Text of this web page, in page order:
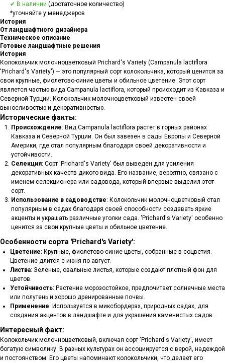
✔ В наличии (достаточное количество)
*уточняйте у менеджеров
История
От ландшафтного дизайнера
Техническое описание
Готовые ландшафтные решения
История
Колокольчик молочноцветковый Prichard's Variety (Campanula lactiflora
'Prichard's Variety') — это популярный сорт колокольчика, который ценится за
свои крупные, фиолетово-синие цветы и обильное цветение. Этот сорт
является частью вида Campanula lactiflora, который происходит из Кавказа и
Северной Турции. Колокольчик молочноцветковый известен своей
выносливостью и декоративностью.
Исторические факты:
Происхождение: Вид Campanula lactiflora растет в горных районах
Кавказа и Северной Турции. Он был завезен в сады Европы и Северной
Америки, где стал популярным благодаря своей декоративности и
устойчивости.
Селекция: Сорт 'Prichard's Variety' был выведен для усиления
декоративных качеств дикого вида. Его название, вероятно, связано с
именем селекционера или садовода, который впервые выделил этот
сорт.
Использование в садоводстве: Колокольчик молочноцветковый стал
популярным в садах благодаря своей способности создавать яркие
акценты и украшать различные уголки сада. 'Prichard's Variety' особенно
ценится за свои крупные цветы и обильное цветение.
Особенности сорта 'Prichard's Variety':
Цветение: Крупные, фиолетово-синие цветы, собранные в соцветия.
Цветение длится с июня по август.
Листва: Зеленые, овальные листья, которые создают плотный фон для
цветов.
Устойчивость: Растение морозостойкое, предпочитает солнечные места
или полутень и хорошо дренированные почвы.
Применение: Используется в миксбордерах, природных садах, для
создания акцентов в ландшафте и для украшения каменистых садов.
Интересный факт:
Колокольчик молочноцветковый, включая сорт 'Prichard's Variety', имеет
богатую символику. В разных культурах он ассоциируется с верой, надеждой
и постоянством. Его цветы напоминают колокольчики, что делает его